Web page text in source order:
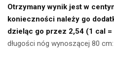
Otrzymany wynik jest w
konieczności należy go
dzieląc go przez 2,54 (1 cal =
długości nóg wynoszącej 80 cm: